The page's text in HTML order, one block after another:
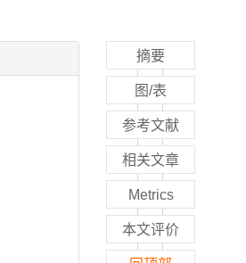
摘要
图/表
参考文献
相关文章
Metrics
本文评价